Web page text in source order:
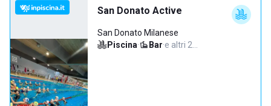
San Donato Active
San Donato Milanese
Piscina· Bar·e altri 2…